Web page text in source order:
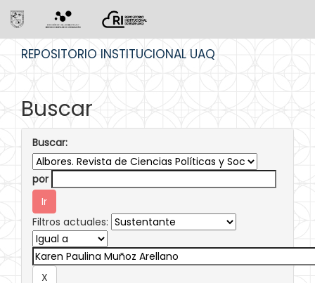
REPOSITORIO INSTITUCIONAL UAQ
Buscar
Buscar:
por
Filtros actuales: